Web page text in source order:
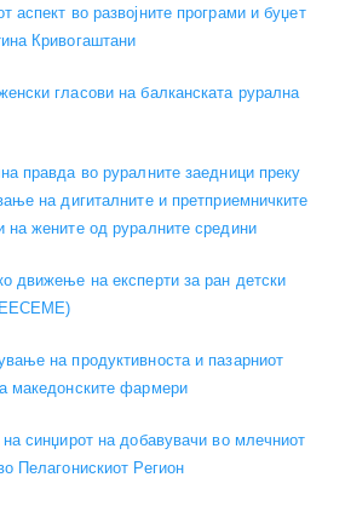
аспект во развојните програми и буџет
Кривогаштани
гласови на балканската рурална
правда во руралните заедници преку
на дигиталните и претприемничките
на жените од руралните средини
движење на експерти за ран детски
на продуктивноста и пазарниот
македонските фармери
на синџирот на добавувачи во млечниот
Пелагонискиот Регион